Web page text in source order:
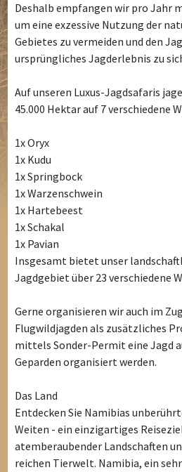
Deshalb empfangen wir pro Jahr
um eine exzessive Nutzung der
Gebietes zu vermeiden und den
ursprüngliches Jagderlebnis zu
Auf unseren Luxus-Jagdsafaris
45.000 Hektar auf 7 verschiedene
1x Oryx
1x Kudu
1x Springbock
1x Warzenschwein
1x Hartebeest
1x Schakal
1x Pavian
Insgesamt bietet unser
Jagdgebiet über 23 verschiedene
Gerne organisieren wir auch im
Flugwildjagden als zusätzliches
mittels Sonder-Permit eine Jagd
Geparden organisiert werden.
Das Land
Entdecken Sie Namibias
Weiten - ein einzigartiges
atemberaubender Landschaften
reichen Tierwelt. Namibia, ein